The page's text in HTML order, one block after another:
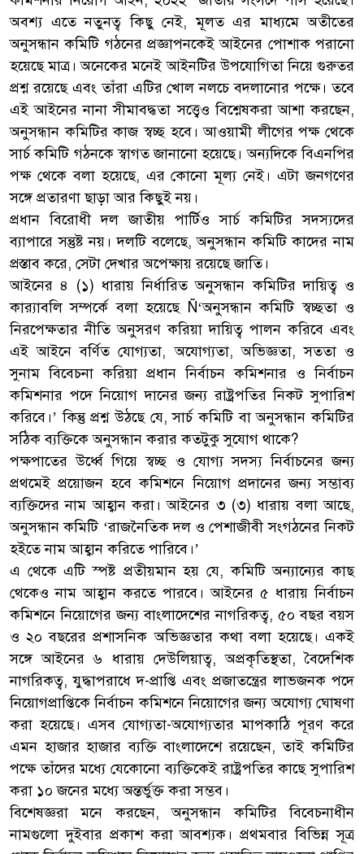
অবশ্য এতে নতুনত্ব কিছু নেই, মূলত এর মাধ্যমে অতীতের
অনুসন্ধান কমিটি গঠনের প্রজ্ঞাপনকেই আইনের পোশাক পরানো
হয়েছে মাত্র। অনেকের মনেই আইনটির উপযোগিতা নিয়ে গুরুতর
প্রশ্ন রয়েছে এবং তাঁরা এটির খোল নলচে বদলানোর পক্ষে। তবে
এই আইনের নানা সীমাবদ্ধতা সত্ত্বেও বিশ্নেষকরা আশা করছেন,
অনুসন্ধান কমিটির কাজ স্বচ্ছ হবে। আওয়ামী লীগের পক্ষ থেকে
সার্চ কমিটি গঠনকে স্বাগত জানানো হয়েছে। অন্যদিকে বিএনপির
পক্ষ থেকে বলা হয়েছে, এর কোনো মূল্য নেই। এটা জনগণের
সঙ্গে প্রতারণা ছাড়া আর কিছুই নয়।
প্রধান বিরোধী দল জাতীয় পার্টিও সার্চ কমিটির সদস্যদের
ব্যাপারে সন্তুষ্ট নয়। দলটি বলেছে, অনুসন্ধান কমিটি কাদের নাম
প্রস্তাব করে, সেটা দেখার অপেক্ষায় রয়েছে জাতি।
আইনের ৪ (১) ধারায় নির্ধারিত অনুসন্ধান কমিটির দায়িত্ব ও
কার‌্যাবলি সম্পর্কে বলা হয়েছে Ñ‘অনুসন্ধান কমিটি স্বচ্ছতা ও
নিরপেক্ষতার নীতি অনুসরণ করিয়া দায়িত্ব পালন করিবে এবং
এই আইনে বর্ণিত যোগ্যতা, অযোগ্যতা, অভিজ্ঞতা, সততা ও
সুনাম বিবেচনা করিয়া প্রধান নির্বাচন কমিশনার ও নির্বাচন
কমিশনার পদে নিয়োগ দানের জন্য রাষ্ট্রপতির নিকট সুপারিশ
করিবে।’ কিন্তু প্রশ্ন উঠছে যে, সার্চ কমিটি বা অনুসন্ধান কমিটির
সঠিক ব্যক্তিকে অনুসন্ধান করার কতটুকু সুযোগ থাকে?
পক্ষপাতের উর্ধ্বে গিয়ে স্বচ্ছ ও যোগ্য সদস্য নির্বাচনের জন্য
প্রথমেই প্রয়োজন হবে কমিশনে নিয়োগ প্রদানের জন্য সম্ভাব্য
ব্যক্তিদের নাম আহ্বান করা। আইনের ৩ (৩) ধারায় বলা আছে,
অনুসন্ধান কমিটি ‘রাজনৈতিক দল ও পেশাজীবী সংগঠনের নিকট
হইতে নাম আহ্বান করিতে পারিবে।’
এ থেকে এটি স্পষ্ট প্রতীয়মান হয় যে, কমিটি অন্যান্যের কাছ
থেকেও নাম আহ্বান করতে পারবে। আইনের ৫ ধারায় নির্বাচন
কমিশনে নিয়োগের জন্য বাংলাদেশের নাগরিকত্ব, ৫০ বছর বয়স
ও ২০ বছরের প্রশাসনিক অভিজ্ঞতার কথা বলা হয়েছে। একই
সঙ্গে আইনের ৬ ধারায় দেউলিয়াত্ব, অপ্রকৃতিস্থতা, বৈদেশিক
নাগরিকত্ব, যুদ্ধাপরাধে দ-প্রাপ্তি এবং প্রজাতন্ত্রের লাভজনক পদে
নিয়োগপ্রাপ্তিকে নির্বাচন কমিশনে নিয়োগের জন্য অযোগ্য ঘোষণা
করা হয়েছে। এসব যোগ্যতা-অযোগ্যতার মাপকাঠি পূরণ করে
এমন হাজার হাজার ব্যক্তি বাংলাদেশে রয়েছেন, তাই কমিটির
পক্ষে তাঁদের মধ্যে যেকোনো ব্যক্তিকেই রাষ্ট্রপতির কাছে সুপারিশ
করা ১০ জনের মধ্যে অন্তর্ভুক্ত করা সম্ভব।
বিশেষজ্ঞরা মনে করছেন, অনুসন্ধান কমিটির বিবেচনাধীন
নামগুলো দুইবার প্রকাশ করা আবশ্যক। প্রথমবার বিভিন্ন সূত্র